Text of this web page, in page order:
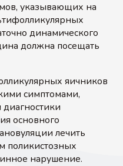
указывающих на
динамического
должна посещать
яичников
симптомами,
основного
лечить
поликистозных
нарушение.